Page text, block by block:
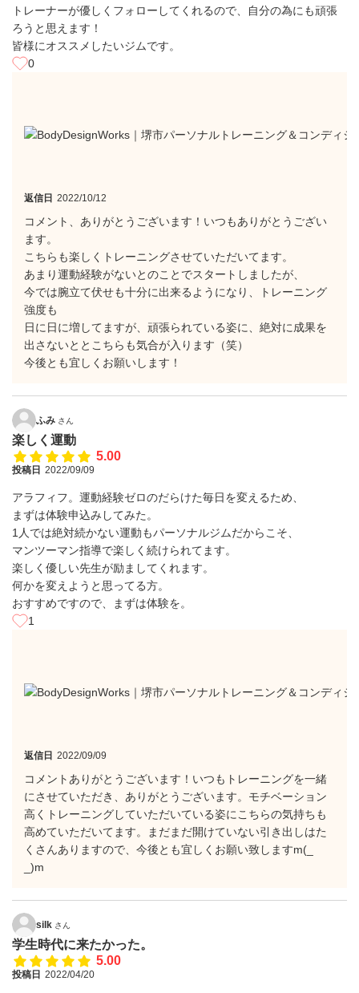
トレーナーが優しくフォローしてくれるので、自分の為にも頑張
ろうと思えます！
皆様にオススメしたいジムです。
0
返信日 2022/10/12
コメント、ありがとうございます！いつもありがとうござい
ます。
こちらも楽しくトレーニングさせていただいてます。
あまり運動経験がないとのことでスタートしましたが、
今では腕立て伏せも十分に出来るようになり、トレーニング
強度も
日に日に増してますが、頑張られている姿に、絶対に成果を
出さないととこちらも気合が入ります（笑）
今後とも宜しくお願いします！
ふみ さん
楽しく運動
5.00
投稿日 2022/09/09
アラフィフ。運動経験ゼロのだらけた毎日を変えるため、
まずは体験申込みしてみた。
1人では絶対続かない運動もパーソナルジムだからこそ、
マンツーマン指導で楽しく続けられてます。
楽しく優しい先生が励ましてくれます。
何かを変えようと思ってる方。
おすすめですので、まずは体験を。
1
返信日 2022/09/09
コメントありがとうございます！いつもトレーニングを一緒
にさせていただき、ありがとうございます。モチベーション
高くトレーニングしていただいている姿にこちらの気持ちも
高めていただいてます。まだまだ開けていない引き出しはた
くさんありますので、今後とも宜しくお願い致しますm(_
_)m
silk さん
学生時代に来たかった。
5.00
投稿日 2022/04/20